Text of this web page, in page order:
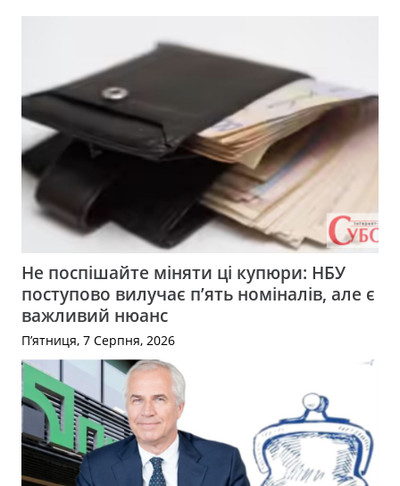
Не поспішайте міняти ці купюри: НБУ
поступово вилучає п’ять номіналів, але є
важливий нюанс
П’ятниця, 7 Серпня, 2026